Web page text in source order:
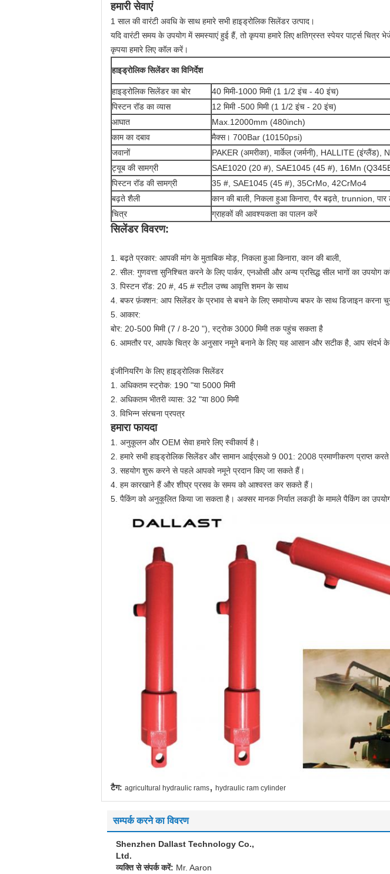
हमारी सेवाएं
1 साल की वारंटी अवधि के साथ हमारे सभी हाइड्रोलिक सिलेंडर उत्पाद।
यदि वारंटी समय के उपयोग में समस्याएं हुई हैं, तो कृपया हमारे लिए क्षतिग्रस्त स्पेयर पार्ट्स
कृपया हमारे लिए कॉल करें।
हाइड्रोलिक सिलेंडर का विनिर्देश
हाइड्रोलिक सिलेंडर का बोर
40 मिमी-1000 मिमी (1 1/2 इंच - 40 इंच)
पिस्टन रॉड का व्यास
12 मिमी -500 मिमी (1 1/2 इंच - 20 इंच)
आघात
Max.12000mm (480inch)
काम का दबाव
मैक्स। 700Bar (10150psi)
जवानों
PAKER (अमरीका), मार्केल (जर्मनी), HALLITE (इंग्लैंड),
ट्यूब की सामग्री
SAE1020 (20 #), SAE1045 (45 #), 16Mn
पिस्टन रॉड की सामग्री
35 #, SAE1045 (45 #), 35CrMo, 42CrMo4
बढ़ते शैली
कान की बाली, निकला हुआ किनारा, पैर बढ़ते, trunnion, पार
चित्र
ग्राहकों की आवश्यकता का पालन करें
सिलेंडर विवरण:
1. बढ़ते प्रकार: आपकी मांग के मुताबिक मोड़, निकला हुआ किनारा, कान की बाली,
2. सील: गुणवत्ता सुनिश्चित करने के लिए पार्कर, एनओसी और अन्य प्रसिद्ध सील भागों का उपयोग
3. पिस्टन रॉड: 20 #, 45 # स्टील उच्च आवृत्ति शमन के साथ
4. बफर फ़ंक्शन: आप सिलेंडर के प्रभाव से बचने के लिए समायोज्य बफर के साथ डिजाइन करना
5. आकार:
बोर: 20-500 मिमी (7 / 8-20 "), स्ट्रोक 3000 मिमी तक पहुंच सकता है
6. आमतौर पर, आपके चित्र के अनुसार नमूने बनाने के लिए यह आसान और सटीक है, आप संदर्भ
इंजीनियरिंग के लिए हाइड्रोलिक सिलेंडर
1. अधिकतम स्ट्रोक: 190 "या 5000 मिमी
2. अधिकतम भीतरी व्यास: 32 "या 800 मिमी
3. विभिन्न संरचना प्रपत्र
हमारा फायदा
1. अनुकूलन और OEM सेवा हमारे लिए स्वीकार्य है।
2. हमारे सभी हाइड्रोलिक सिलेंडर और सामान आईएसओ 9 001: 2008 प्रमाणीकरण प्राप्त
3. सहयोग शुरू करने से पहले आपको नमूने प्रदान किए जा सकते हैं।
4. हम कारखाने हैं और शीघ्र प्रसव के समय को आश्वस्त कर सकते हैं।
5. पैकिंग को अनुकूलित किया जा सकता है। अक्सर मानक निर्यात लकड़ी के मामले पैकिंग का
टैग: agricultural hydraulic rams, hydraulic ram cylinder
सम्पर्क करने का विवरण
Shenzhen Dallast Technology Co.,
Ltd.
व्यक्ति से संपर्क करें: Mr. Aaron